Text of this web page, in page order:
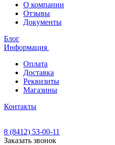
О компании
Отзывы
Документы
Блог
Информация
Оплата
Доставка
Реквизиты
Магазины
Контакты
8 (8412) 53-00-11
Заказать звонок